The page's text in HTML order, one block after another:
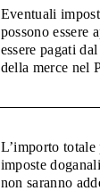
Eventuali
possono essere
essere pagati
della merce nel
L’importo
imposte
non saranno